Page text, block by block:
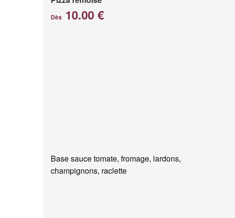
Dès 10.00 €
Base sauce tomate, fromage, lardons,
champignons, raclette